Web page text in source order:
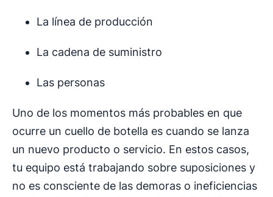
La línea de producción
La cadena de suministro
Las personas
Uno de los momentos más probables en que
ocurre un cuello de botella es cuando se lanza
un nuevo producto o servicio. En estos casos,
tu equipo está trabajando sobre suposiciones y
no es consciente de las demoras o ineficiencias